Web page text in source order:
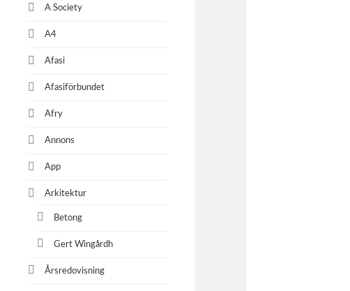
A Society
A4
Afasi
Afasiförbundet
Afry
Annons
App
Arkitektur
Betong
Gert Wingårdh
Årsredovisning